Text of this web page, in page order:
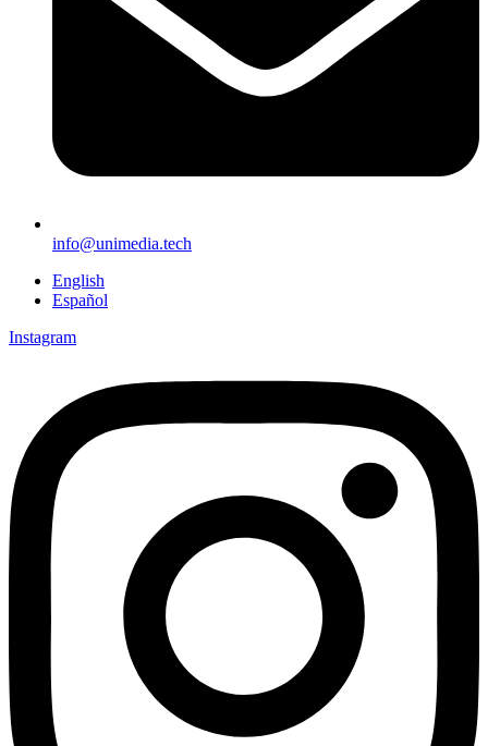
info@unimedia.tech
English
Español
Instagram